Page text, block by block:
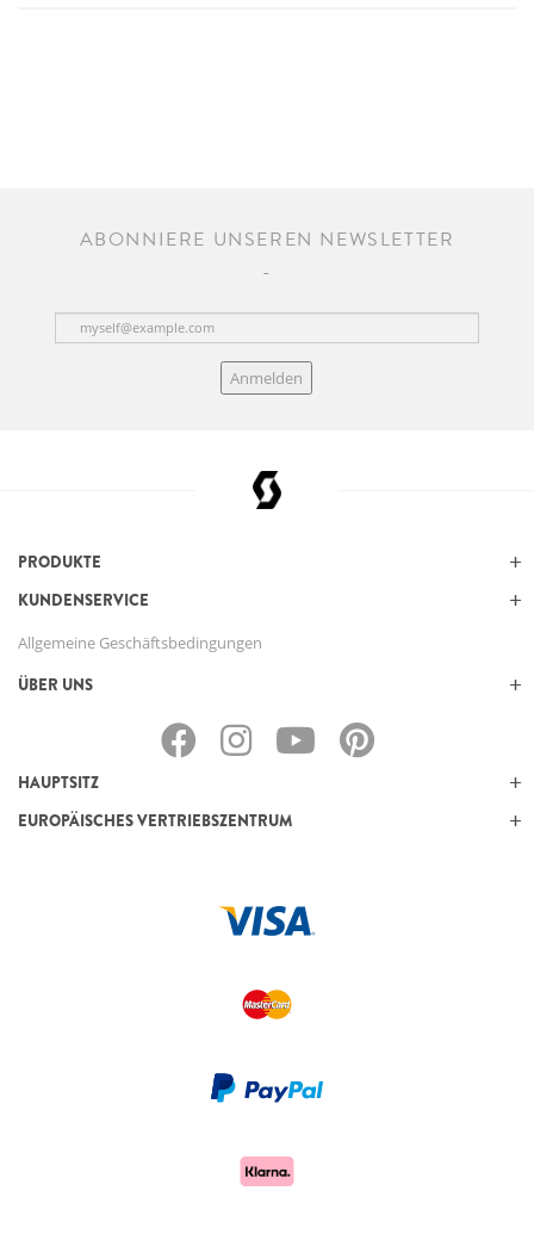
ABONNIERE UNSEREN NEWSLETTER
Anmelden
PRODUKTE
KUNDENSERVICE
Allgemeine Geschäftsbedingungen
ÜBER UNS
HAUPTSITZ
EUROPÄISCHES VERTRIEBSZENTRUM